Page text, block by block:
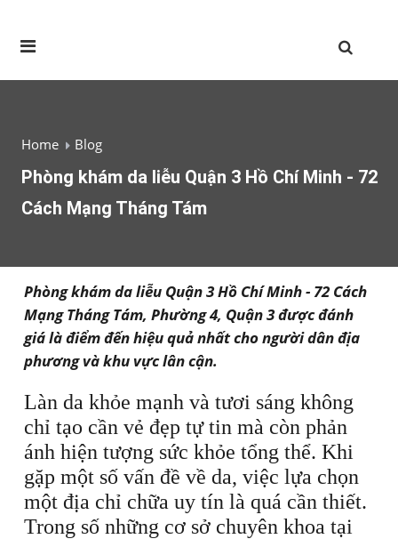
Home Blog
Phòng khám da liễu Quận 3 Hồ Chí Minh - 72
Cách Mạng Tháng Tám
Phòng khám da liễu Quận 3 Hồ Chí Minh - 72 Cách
Mạng Tháng Tám, Phường 4, Quận 3 được đánh
giá là điểm đến hiệu quả nhất cho người dân địa
phương và khu vực lân cận.
Làn da khỏe mạnh và tươi sáng không
chỉ tạo cần vẻ đẹp tự tin mà còn phản
ánh hiện tượng sức khỏe tổng thể. Khi
gặp một số vấn đề về da, việc lựa chọn
một địa chỉ chữa uy tín là quá cần thiết.
Trong số những cơ sở chuyên khoa tại